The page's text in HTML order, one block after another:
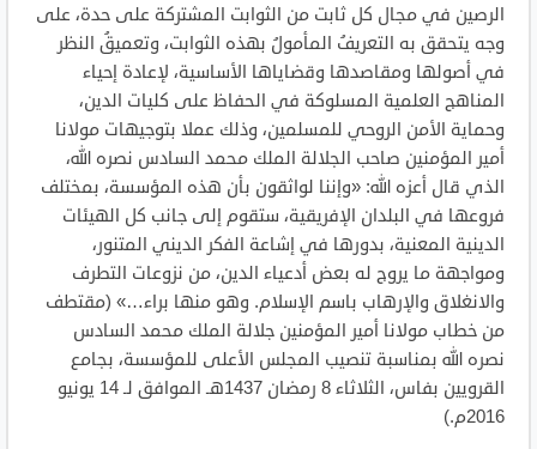
الرصين في مجال كل ثابت من الثوابت المشتركة على حدة، على
وجه يتحقق به التعريفُ المأمولُ بهذه الثوابت، وتعميقُ النظر
في أصولها ومقاصدها وقضاياها الأساسية، لإعادة إحياء
المناهج العلمية المسلوكة في الحفاظ على كليات الدين،
وحماية الأمن الروحي للمسلمين، وذلك عملا بتوجيهات مولانا
أمير المؤمنين صاحب الجلالة الملك محمد السادس نصره الله،
الذي قال أعزه الله: «وإننا لواثقون بأن هذه المؤسسة، بمختلف
فروعها في البلدان الإفريقية، ستقوم إلى جانب كل الهيئات
الدينية المعنية، بدورها في إشاعة الفكر الديني المتنور،
ومواجهة ما يروج له بعض أدعياء الدين، من نزوعات التطرف
والانغلاق والإرهاب باسم الإسلام. وهو منها براء…» (مقتطف
من خطاب مولانا أمير المؤمنين جلالة الملك محمد السادس
نصره الله بمناسبة تنصيب المجلس الأعلى للمؤسسة، بجامع
القرويين بفاس، الثلاثاء 8 رمضان 1437هـ الموافق لـ 14 يونيو
2016م.)